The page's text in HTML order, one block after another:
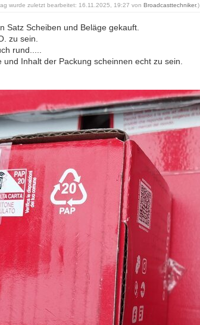
wurde zuletzt bearbeitet: 16.11.2025, 19:27 vonBroadcasttechniker.)
Satz Scheiben und Beläge gekauft.
zu sein.
rund.....
und Inhalt der Packung scheinnen echt zu sein.